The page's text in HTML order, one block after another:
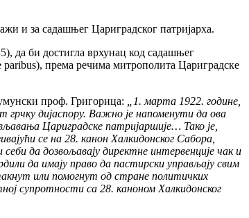
и за садашњег Цариградског патријарха.
да би достигла врхунац код садашњег
paribus), према речима митрополита Цариградске
проф. Григорица: „1. марта 1922. године,
грчку дијаспору. Важно је напоменути да ова
Цариградске патријаршије… Тако је,
се на 28. канон Халкидонског Сабора,
да дозвољавају директне интервенције чак и
да имају право да пастирски управљају свим
или помогнут од стране политичких
супротности са 28. каноном Халкидонског